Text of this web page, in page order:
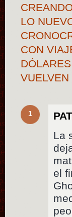
LO
CON
1
La
el